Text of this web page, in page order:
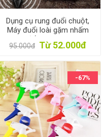
Dụng cụ rung đuổi chuột,
Máy đuổi loài gặm nhấm
trong đất MOU-MT Dùng
Năng lượng mặt trời
95.000đ Từ 52.000đ
-67%